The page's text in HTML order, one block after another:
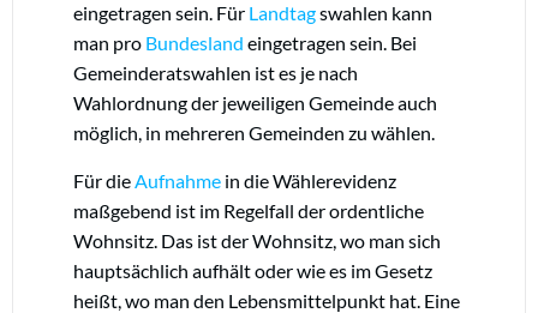
eingetragen sein. Für Landtagswahlen kann
man pro Bundesland eingetragen sein. Bei
Gemeinderatswahlen ist es je nach
Wahlordnung der jeweiligen Gemeinde auch
möglich, in mehreren Gemeinden zu wählen.
Für die Aufnahme in die Wählerevidenz
maßgebend ist im Regelfall der ordentliche
Wohnsitz. Das ist der Wohnsitz, wo man sich
hauptsächlich aufhält oder wie es im Gesetz
heißt, wo man den Lebensmittelpunkt hat. Eine